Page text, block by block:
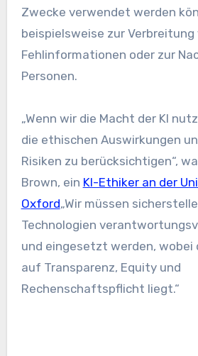
Zwecke verwendet werden
beispielsweise zur Verbreitung
Fehlinformationen oder zur
Personen.
„Wenn wir die Macht der KI
die ethischen Auswirkungen
Risiken zu berücksichtigen“,
Brown, ein KI-Ethiker an der
Oxford„Wir müssen
Technologien
und eingesetzt werden, wobei
auf Transparenz, Equity und
Rechenschaftspflicht liegt.“